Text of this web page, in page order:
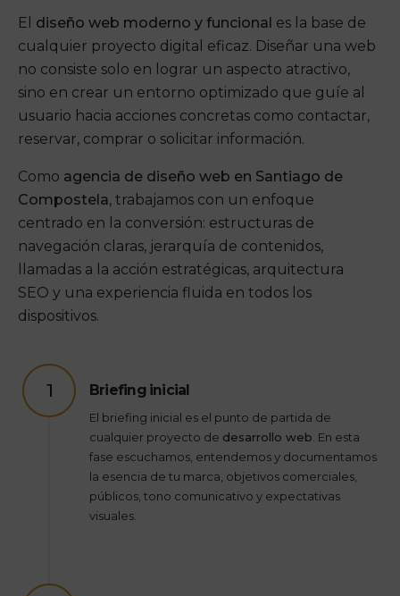
El diseño web moderno y funcional es la base de
cualquier proyecto digital eficaz. Diseñar una web
no consiste solo en lograr un aspecto atractivo,
sino en crear un entorno optimizado que guíe al
usuario hacia acciones concretas como contactar,
reservar, comprar o solicitar información.
Como agencia de diseño web en Santiago de
Compostela, trabajamos con un enfoque
centrado en la conversión: estructuras de
navegación claras, jerarquía de contenidos,
llamadas a la acción estratégicas, arquitectura
SEO y una experiencia fluida en todos los
dispositivos.
1 Briefing inicial
El briefing inicial es el punto de partida de
cualquier proyecto de desarrollo web . En esta
fase escuchamos, entendemos y documentamos
la esencia de tu marca, objetivos comerciales,
públicos, tono comunicativo y expectativas
visuales.